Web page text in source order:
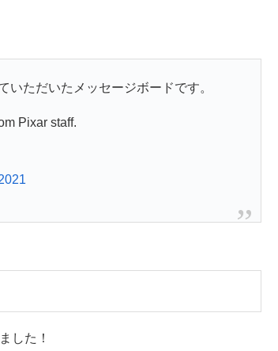
いただいたメッセージボードです。
Pixar staff.
した！